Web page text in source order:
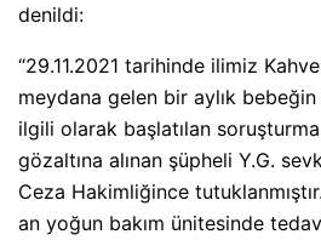
denildi:
“29.11.2021 tarihinde ilimiz
meydana gelen bir aylık
ilgili olarak başlatılan
gözaltına alınan şüpheli Y.G.
Ceza Hakimliğince
an yoğun bakım ünitesinde